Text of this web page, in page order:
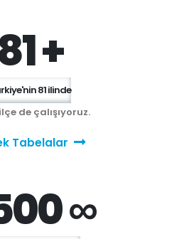
+
81 ilinde
de çalışıyoruz.
Tabelalar
∞